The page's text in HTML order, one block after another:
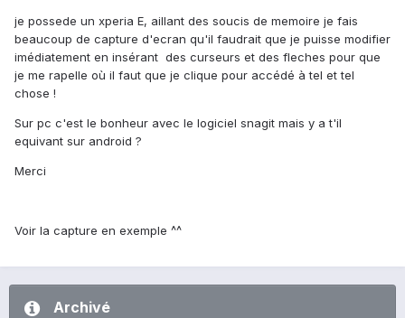
je possede un xperia E, aillant des soucis de memoire je fais
beaucoup de capture d'ecran qu'il faudrait que je puisse modifier
imédiatement en insérant des curseurs et des fleches pour que
je me rapelle où il faut que je clique pour accédé à tel et tel
chose !
Sur pc c'est le bonheur avec le logiciel snagit mais y a t'il
equivant sur android ?
Merci
Voir la capture en exemple ^^
Archivé